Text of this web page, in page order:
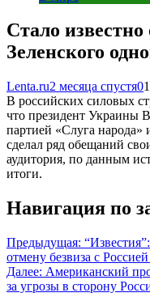
Стало
Зеленского
Lenta.ru2 месяца спустя0
В российских силовых
что президент Украины
партией «Слуга народа»
сделал ряд обещаний
аудитория, по данным
итоги.
Навигация по
Предыдущая:
отмену безвиза с
Далее: Американский
за угрозы в сторону